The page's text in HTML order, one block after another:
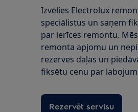
Izvēlies Electrolux
speciālistus un saņem
par ierīces remontu.
remonta apjomu un
rezerves daļas un
fiksētu cenu par
Rezervēt servisu